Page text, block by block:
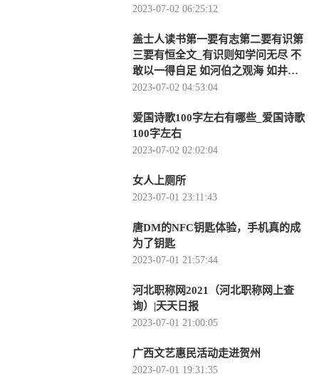
2023-07-02 06:25:12
盖士人读书第一要有志第二要有识第
三要有恒全文_有识则知学问无尽 不
敢以一得自足 如河伯之观海 如井蛙
之窥天 皆-当前时讯
2023-07-02 04:53:04
爱国诗歌100字左右有哪些_爱国诗歌
100字左右
2023-07-02 02:02:04
女人上厕所
2023-07-01 23:11:43
唐DM的NFC钥匙体验，手机真的成
为了钥匙
2023-07-01 21:57:44
河北职称网2021（河北职称网上查
询）|天天日报
2023-07-01 21:00:05
广西文艺惠民活动走进贺州
2023-07-01 19:31:35